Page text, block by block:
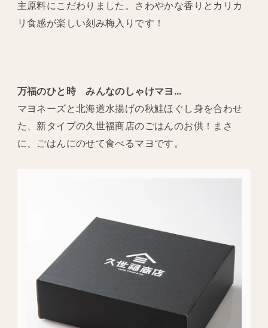
主原料にこだわりました。さわやかな香りとカリカ
リ食感が楽しい刻み梅入りです！
万福のひと時 みんなのしゃけマヨ…
マヨネーズと北海道水揚げの秋鮭ほぐし身を合わせ
た、新タイプの久世福商店のごはんのお供！まさ
に、ごはんにのせて食べるマヨです。